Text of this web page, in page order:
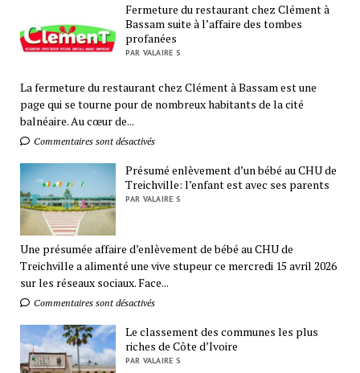
Fermeture du restaurant chez Clément à
Bassam suite à l’affaire des tombes
profanées
PAR VALAIRE S
La fermeture du restaurant chez Clément à Bassam est une
page qui se tourne pour de nombreux habitants de la cité
balnéaire. Au cœur de...
Commentaires sont désactivés
Présumé enlèvement d’un bébé au CHU de
Treichville: l’enfant est avec ses parents
PAR VALAIRE S
Une présumée affaire d’enlèvement de bébé au CHU de
Treichville a alimenté une vive stupeur ce mercredi 15 avril 2026
sur les réseaux sociaux. Face...
Commentaires sont désactivés
Le classement des communes les plus
riches de Côte d’Ivoire
PAR VALAIRE S